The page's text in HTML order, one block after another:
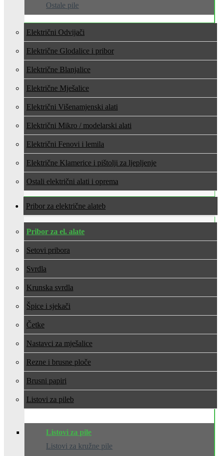
Ostale pile
Električni Odvijači
Električne Glodalice i pribor
Električne Blanjalice
Električne Mješalice
Električni Višenamjenski alati
Električni Mikro / modelarski alati
Električni Fenovi i lemila
Električne Klamerice i pištolji za ljepljenje
Ostali električni alati i oprema
Pribor za električne alate
Pribor za el. alate
Setovi pribora
Svrdla
Krunska svrdla
Špice i sjekači
Četke
Nastavci za mješalice
Rezne i brusne ploče
Brusni papiri
Listovi za pile
Listovi za pile
Listovi za kružne pile